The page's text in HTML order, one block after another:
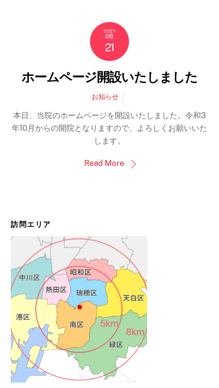
2021
08
21
ホームページ開設いたしました
お知らせ
本日、当院のホームページを開設いたしました。令和3
年10月からの開院となりますので、よろしくお願いいた
します。
Read More
訪問エリア